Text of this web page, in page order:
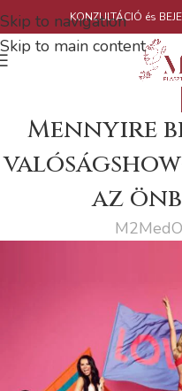
Skip to navigation
Skip to main content
KONZULTÁCIÓ és
Mennyire
az
M2Med